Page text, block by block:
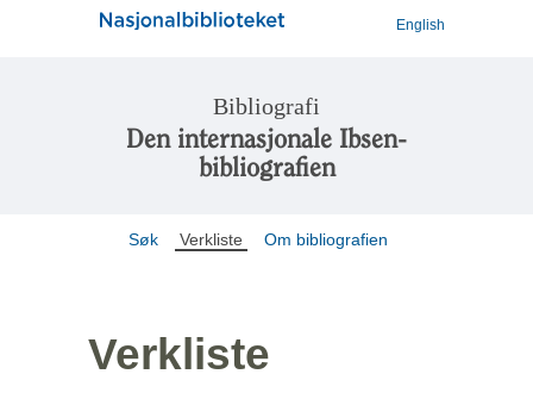
English
Bibliografi
Den internasjonale Ibsen-
bibliografien
Søk Verkliste Om bibliografien
Verkliste